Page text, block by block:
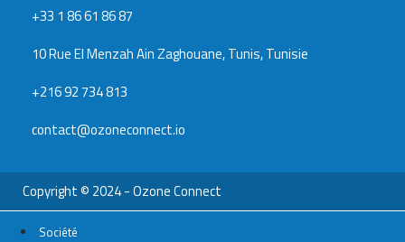
+33 1 86 61 86 87
10 Rue El Menzah Ain Zaghouane, Tunis, Tunisie
+216 92 734 813
contact@ozoneconnect.io
Copyright © 2024 - Ozone Connect
Société